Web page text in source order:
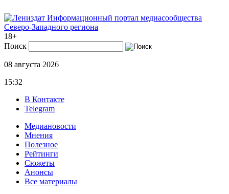
Информационный портал медиасообщества
Северо-Западного региона
18+
Поиск
08 августа 2026
15:32
В Контакте
Telegram
Медиановости
Мнения
Полезное
Рейтинги
Сюжеты
Анонсы
Все материалы